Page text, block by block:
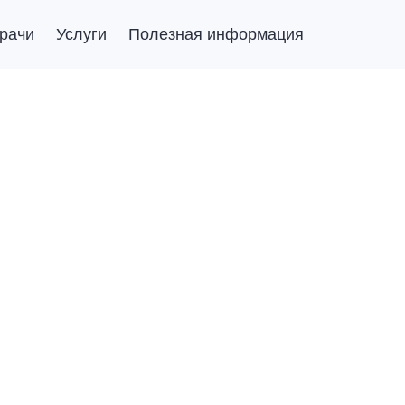
Услуги Полезная информация